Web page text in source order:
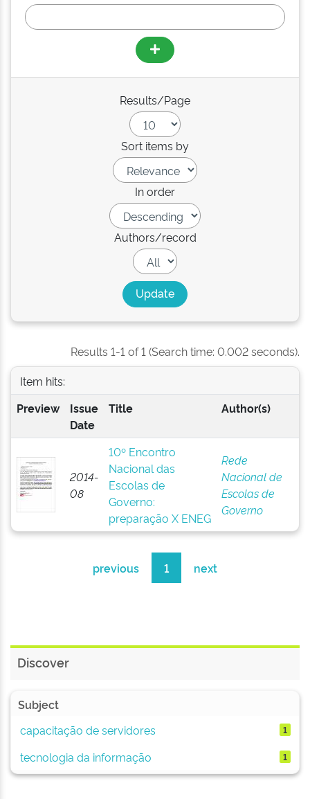
Results/Page
Sort items by
In order
Authors/record
Results 1-1 of 1 (Search time: 0.002 seconds).
Item hits:
Preview
Issue
Date
Title Author(s)
2014-
08
10º Encontro
Nacional das
Escolas de
Governo:
preparação X ENEG
Rede
Nacional de
Escolas de
Governo
previous 1 next
Discover
Subject
capacitação de servidores
1
tecnologia da informação 1